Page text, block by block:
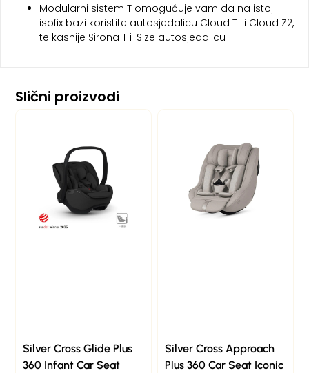
Modularni sistem T omogućuje vam da na istoj
isofix bazi koristite autosjedalicu Cloud T ili Cloud Z2,
te kasnije Sirona T i-Size autosjedalicu
Slični proizvodi
Silver Cross Glide Plus
360 Infant Car Seat
Silver Cross Approach
Plus 360 Car Seat Iconic